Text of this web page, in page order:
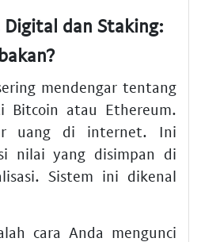
Digital dan Staking:
mendengar tentang
Bitcoin atau Ethereum.
uang di internet. Ini
nilai yang disimpan di
Sistem ini dikenal
cara Anda mengunci